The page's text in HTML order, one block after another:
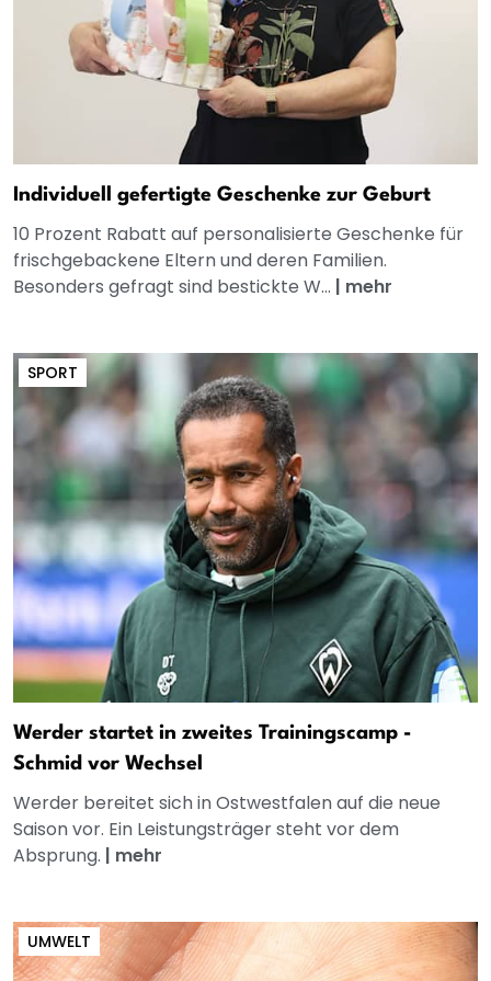
Individuell gefertigte Geschenke zur Geburt
10 Prozent Rabatt auf personalisierte Geschenke für
frischgebackene Eltern und deren Familien.
Besonders gefragt sind bestickte W... | mehr
SPORT
Werder startet in zweites Trainingscamp -
Schmid vor Wechsel
Werder bereitet sich in Ostwestfalen auf die neue
Saison vor. Ein Leistungsträger steht vor dem
Absprung. | mehr
UMWELT